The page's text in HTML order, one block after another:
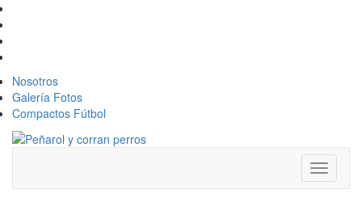
Nosotros
Galería Fotos
Compactos Fútbol
Toggle